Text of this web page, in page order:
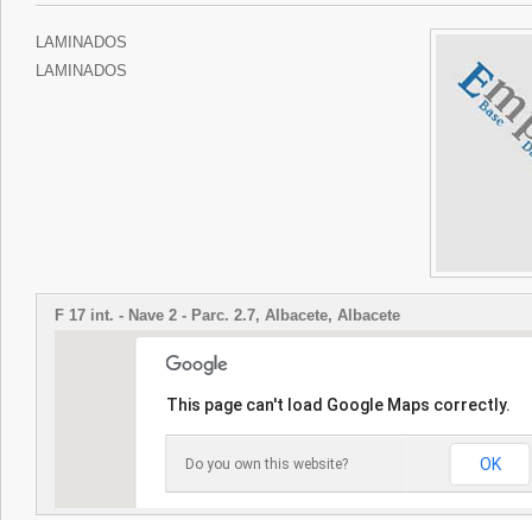
LAMINADOS
LAMINADOS
F 17 int. - Nave 2 - Parc. 2.7, Albacete, Albacete
This page can't load Google Maps correctly.
Do you own this website? OK